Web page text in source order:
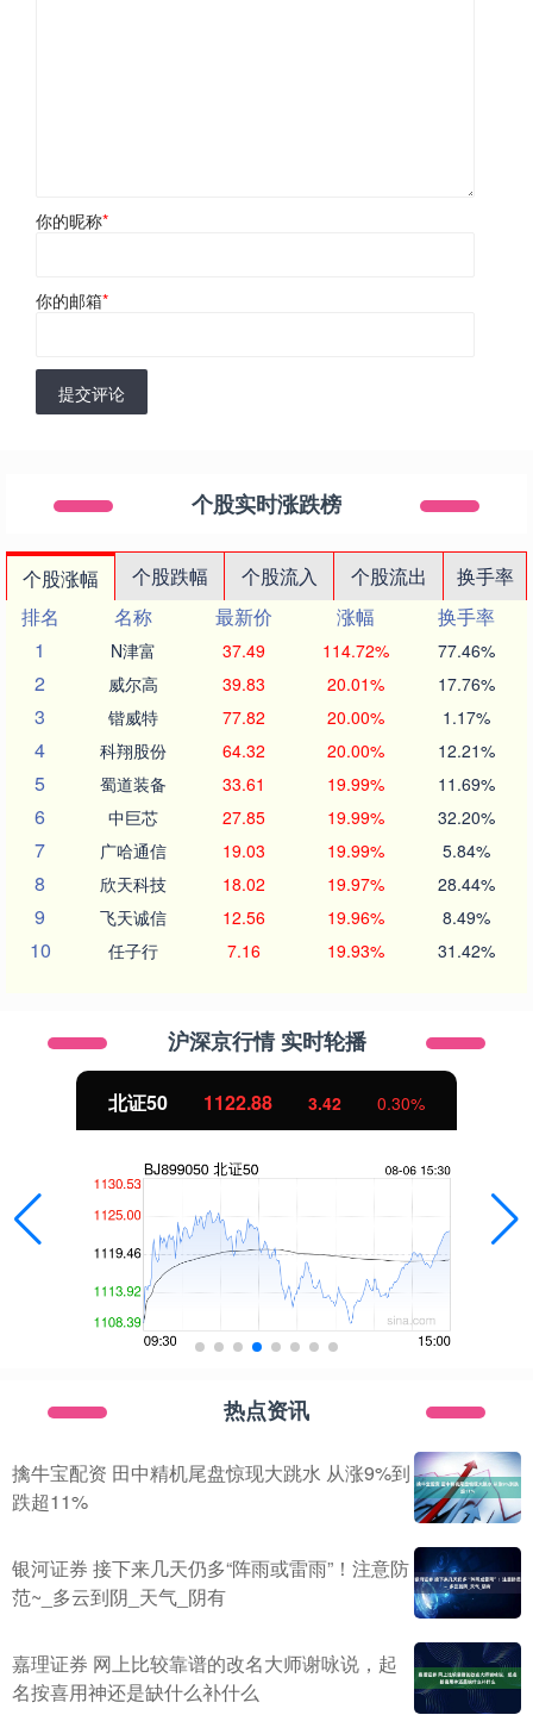
你的昵称*
你的邮箱*
提交评论
个股实时涨跌榜
个股涨幅 个股跌幅 个股流入 个股流出
换手率
排名
名称 最新价 涨幅
换手率
1
N津富 37.49 114.72% 77.46%
2 威尔高 39.83 20.01% 17.76%
3 锴威特 77.82 20.00% 1.17%
4 科翔股份 64.32 20.00% 12.21%
5 蜀道装备 33.61 19.99% 11.69%
6 中巨芯 27.85 19.99% 32.20%
7 广哈通信 19.03 19.99% 5.84%
8 欣天科技 18.02 19.97% 28.44%
9 飞天诚信 12.56 19.96% 8.49%
10 任子行 7.16 19.93% 31.42%
沪深京行情 实时轮播
北证50 1122.88 3.42 0.30%
热点资讯
擒牛宝配资 田中精机尾盘惊现大跳水 从涨9%到
跌超11%
银河证券 接下来几天仍多“阵雨或雷雨”！注意防
范~_多云到阴_天气_阴有
嘉理证券 网上比较靠谱的改名大师谢咏说，起
名按喜用神还是缺什么补什么